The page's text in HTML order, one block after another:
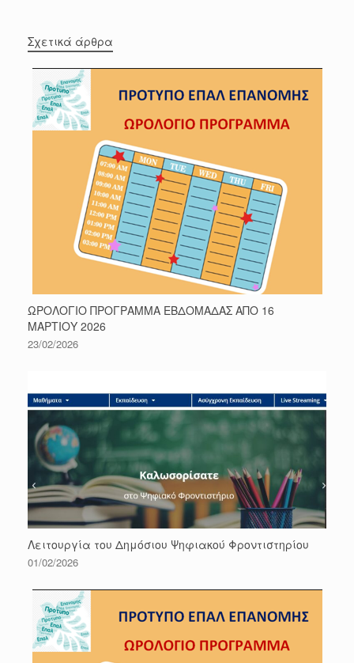
Σχετικά άρθρα
ΩΡΟΛΟΓΙΟ ΠΡΟΓΡΑΜΜΑ ΕΒΔΟΜΑΔΑΣ ΑΠΟ 16
ΜΑΡΤΙΟΥ 2026
23/02/2026
Λειτουργία του Δημόσιου Ψηφιακού Φροντιστηρίου
01/02/2026